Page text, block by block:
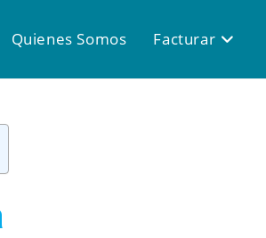
Quienes Somos Facturar